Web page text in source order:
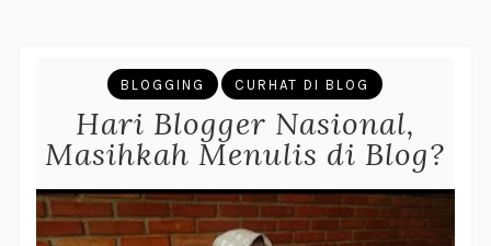
BLOGGING CURHAT DI BLOG
Hari Blogger Nasional,
Masihkah Menulis di Blog?